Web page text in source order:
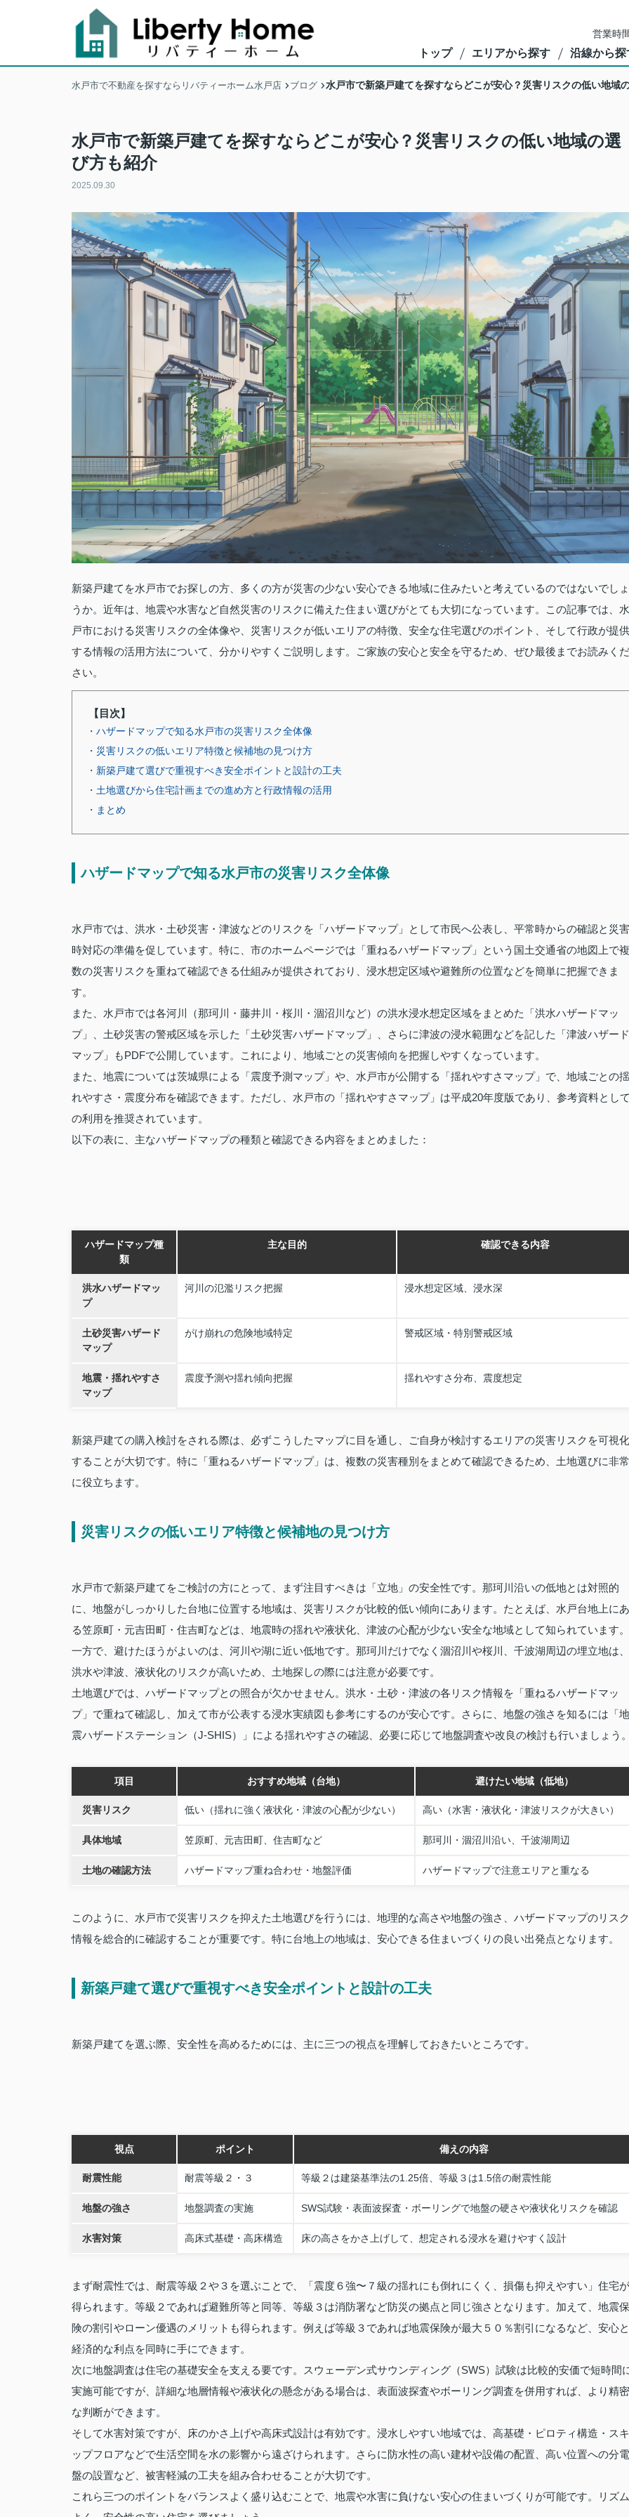
営業時
トップ エリアから探す 沿線から探
水戸市で不動産を探すならリバティーホーム水戸店 ブログ 水戸市で新築戸建てを探すならどこが安心？災害リスクの低い地域
水戸市で新築戸建てを探すならどこが安心？災害リスクの低い地域の選
び方も紹介
2025.09.30
新築戸建てを水戸市でお探しの方、多くの方が災害の少ない安心できる地域に住みたいと考えているのではないでしょ
うか。近年は、地震や水害など自然災害のリスクに備えた住まい選びがとても大切になっています。この記事では、水
戸市における災害リスクの全体像や、災害リスクが低いエリアの特徴、安全な住宅選びのポイント、そして行政が提供
する情報の活用方法について、分かりやすくご説明します。ご家族の安心と安全を守るため、ぜひ最後までお読みくだ
さい。
【目次】
・ハザードマップで知る水戸市の災害リスク全体像
・災害リスクの低いエリア特徴と候補地の見つけ方
・新築戸建て選びで重視すべき安全ポイントと設計の工夫
・土地選びから住宅計画までの進め方と行政情報の活用
・まとめ
ハザードマップで知る水戸市の災害リスク全体像
水戸市では、洪水・土砂災害・津波などのリスクを「ハザードマップ」として市民へ公表し、平常時からの確認と災害
時対応の準備を促しています。特に、市のホームページでは「重ねるハザードマップ」という国土交通省の地図上で複
数の災害リスクを重ねて確認できる仕組みが提供されており、浸水想定区域や避難所の位置などを簡単に把握できま
す。
また、水戸市では各河川（那珂川・藤井川・桜川・涸沼川など）の洪水浸水想定区域をまとめた「洪水ハザードマッ
プ」、土砂災害の警戒区域を示した「土砂災害ハザードマップ」、さらに津波の浸水範囲などを記した「津波ハザード
マップ」もPDFで公開しています。これにより、地域ごとの災害傾向を把握しやすくなっています。
また、地震については茨城県による「震度予測マップ」や、水戸市が公開する「揺れやすさマップ」で、地域ごとの揺
れやすさ・震度分布を確認できます。ただし、水戸市の「揺れやすさマップ」は平成20年度版であり、参考資料とし
の利用を推奨されています。
以下の表に、主なハザードマップの種類と確認できる内容をまとめました：
ハザードマップ種
類
主な目的 確認できる内容
洪水ハザードマッ
プ
河川の氾濫リスク把握 浸水想定区域、浸水深
土砂災害ハザード
マップ
がけ崩れの危険地域特定 警戒区域・特別警戒区域
地震・揺れやすさ
マップ
震度予測や揺れ傾向把握 揺れやすさ分布、震度想定
新築戸建ての購入検討をされる際は、必ずこうしたマップに目を通し、ご自身が検討するエリアの災害リスクを可視化
することが大切です。特に「重ねるハザードマップ」は、複数の災害種別をまとめて確認できるため、土地選びに非常
に役立ちます。
災害リスクの低いエリア特徴と候補地の見つけ方
水戸市で新築戸建てをご検討の方にとって、まず注目すべきは「立地」の安全性です。那珂川沿いの低地とは対照的
に、地盤がしっかりした台地に位置する地域は、災害リスクが比較的低い傾向にあります。たとえば、水戸台地上にあ
る笠原町・元吉田町・住吉町などは、地震時の揺れや液状化、津波の心配が少ない安全な地域として知られています。
一方で、避けたほうがよいのは、河川や湖に近い低地です。那珂川だけでなく涸沼川や桜川、千波湖周辺の埋立地は、
洪水や津波、液状化のリスクが高いため、土地探しの際には注意が必要です。
土地選びでは、ハザードマップとの照合が欠かせません。洪水・土砂・津波の各リスク情報を「重ねるハザードマッ
プ」で重ねて確認し、加えて市が公表する浸水実績図も参考にするのが安心です。さらに、地盤の強さを知るには「地
震ハザードステーション（J‑SHIS）」による揺れやすさの確認、必要に応じて地盤調査や改良の検討も行いましょう
項目 おすすめ地域（台地） 避けたい地域（低地）
災害リスク 低い（揺れに強く液状化・津波の心配が少ない） 高い（水害・液状化・津波リスクが大きい）
具体地域 笠原町、元吉田町、住吉町など 那珂川・涸沼川沿い、千波湖周辺
土地の確認方法 ハザードマップ重ね合わせ・地盤評価 ハザードマップで注意エリアと重なる
このように、水戸市で災害リスクを抑えた土地選びを行うには、地理的な高さや地盤の強さ、ハザードマップのリスク
情報を総合的に確認することが重要です。特に台地上の地域は、安心できる住まいづくりの良い出発点となります。
新築戸建て選びで重視すべき安全ポイントと設計の工夫
新築戸建てを選ぶ際、安全性を高めるためには、主に三つの視点を理解しておきたいところです。
視点 ポイント 備えの内容
耐震性能 耐震等級２・３ 等級２は建築基準法の1.25倍、等級３は1.5倍の耐震性能
地盤の強さ 地盤調査の実施 SWS試験・表面波探査・ボーリングで地盤の硬さや液状化リスクを確認
水害対策 高床式基礎・高床構造 床の高さをかさ上げして、想定される浸水を避けやすく設計
まず耐震性では、耐震等級２や３を選ぶことで、「震度６強〜７級の揺れにも倒れにくく、損傷も抑えやすい」住宅が
得られます。等級２であれば避難所等と同等、等級３は消防署など防災の拠点と同じ強さとなります。加えて、地震保
険の割引やローン優遇のメリットも得られます。例えば等級３であれば地震保険が最大５０％割引になるなど、安心と
経済的な利点を同時に手にできます。
次に地盤調査は住宅の基礎安全を支える要です。スウェーデン式サウンディング（SWS）試験は比較的安価で短時間
実施可能ですが、詳細な地層情報や液状化の懸念がある場合は、表面波探査やボーリング調査を併用すれば、より精密
な判断ができます。
そして水害対策ですが、床のかさ上げや高床式設計は有効です。浸水しやすい地域では、高基礎・ピロティ構造・スキ
ップフロアなどで生活空間を水の影響から遠ざけられます。さらに防水性の高い建材や設備の配置、高い位置への分電
盤の設置など、被害軽減の工夫を組み合わせることが大切です。
これら三つのポイントをバランスよく盛り込むことで、地震や水害に負けない安心の住まいづくりが可能です。リズム